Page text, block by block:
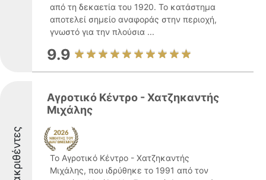
από τη δεκαετία του 1920. Το κατάστημα
αποτελεί σημείο αναφοράς στην περιοχή,
γνωστό για την πλούσια ...
9.9
Διακριθέντες
Αγροτικό Κέντρο - Χατζηκαντής
Μιχάλης
Το Αγροτικό Κέντρο - Χατζηκαντής
Μιχάλης, που ιδρύθηκε το 1991 από τον